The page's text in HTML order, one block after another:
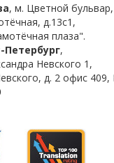
, м. Цветной бульвар,
д.13с1,
плаза".
Петербург,
Невского 1 ,
д. 2 офис